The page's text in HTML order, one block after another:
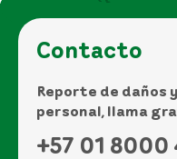
Contacto
Reporte de daños
personal, llama
+57 01 8000